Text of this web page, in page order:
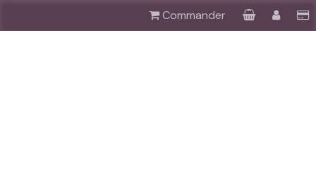
Commander